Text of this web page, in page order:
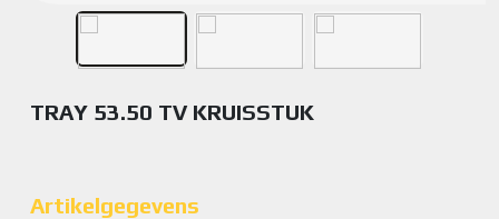
TRAY 53.50 TV KRUISSTUK
Artikelgegevens